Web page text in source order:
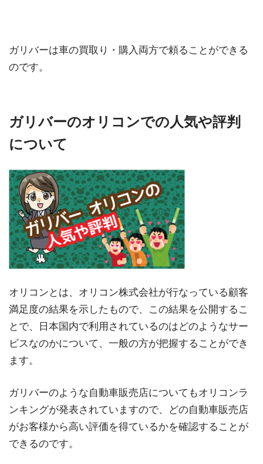
ガリバーは車の買取り・購入両方で頼ることができる
のです。
ガリバーのオリコンでの人気や評判
について
オリコンとは、オリコン株式会社が行なっている顧客
満足度の結果を示したもので、この結果を公開するこ
とで、日本国内で利用されているのはどのようなサー
ビスなのかについて、一般の方が把握することができ
ます。
ガリバーのような自動車販売店についてもオリコンラ
ンキングが発表されていますので、どの自動車販売店
がお客様から高い評価を得ているかを確認することが
できるのです。